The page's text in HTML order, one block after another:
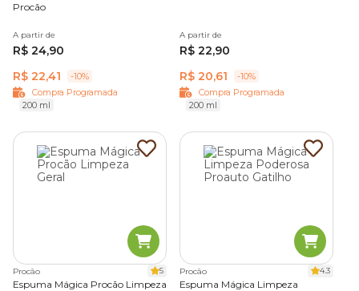
Procão
A partir de
R$ 24,90
R$ 22,41
-10%
Compra Programada
200 ml
A partir de
R$ 22,90
R$ 20,61
-10%
Compra Programada
200 ml
Procão 5
Espuma Mágica Procão Limpeza
Procão 4.3
Espuma Mágica Limpeza